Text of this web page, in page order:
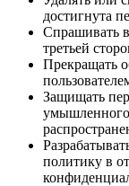
достигнута
Спрашивать
третьей
Прекращать
Защищать
политику в